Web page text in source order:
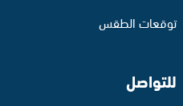
توقعات الطقس
للتواصل